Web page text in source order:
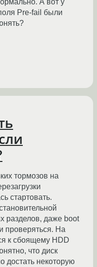
А вот у
Pre-fail были
тормозов на
стартовать.
разделов, даже boot
проверяться. На
к сбоящему HDD
что диск
достать некоторую